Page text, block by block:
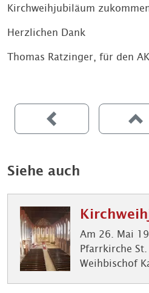
Kirchweihjubiläum
Herzlichen Dank
Thomas Ratzinger, für den
Siehe auch
Am 26. Mai
Pfarrkirche
Weihbischof